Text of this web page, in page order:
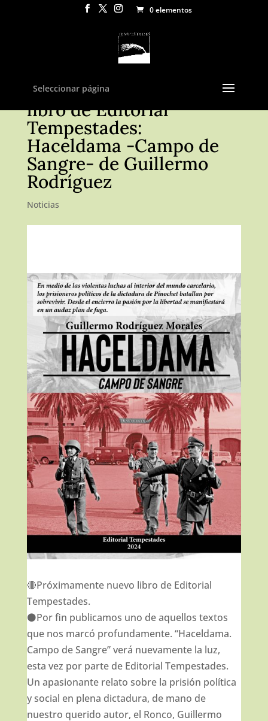
0 elementos
Seleccionar página
Próximamente nuevo
libro de Editorial
Tempestades:
Haceldama -Campo de
Sangre- de Guillermo
Rodríguez
Noticias
🔴Próximamente nuevo libro de Editorial
Tempestades.
⚫Por fin publicamos uno de aquellos textos
que nos marcó profundamente. “Haceldama.
Campo de Sangre” verá nuevamente la luz,
esta vez por parte de Editorial Tempestades.
Un apasionante relato sobre la prisión política
y social en plena dictadura, de mano de
nuestro querido autor, el Ronco, Guillermo